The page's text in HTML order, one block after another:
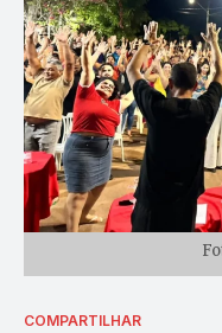
COMPARTILHAR